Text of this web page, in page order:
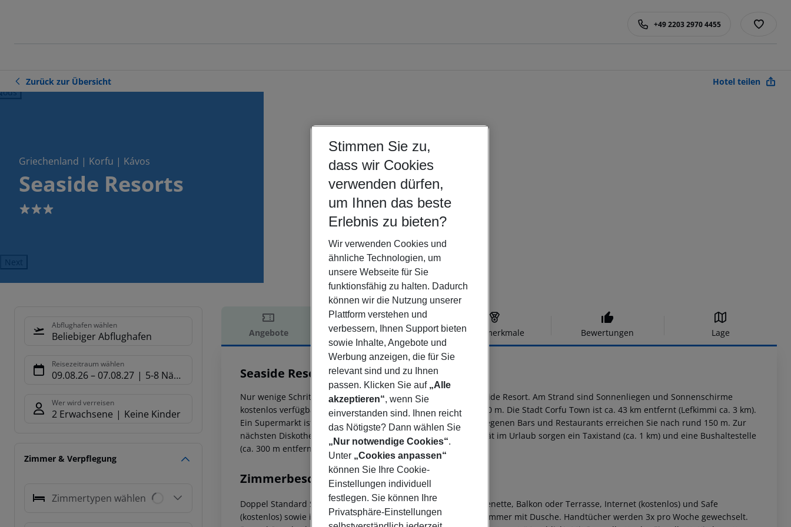
+49 2203 2970 4455
Zurück zur Übersicht Hotel teilen
Griechenland | Korfu | Kávos
Seaside Resorts
3
Next
Abflughafen wählen
Beliebiger Abflughafen
Reisezeitraum wählen
09.08.26– 07.08.27 5-8 Nächte
Wer wird verreisen
2 Erwachsene Keine Kinder
Zimmer & Verpflegung
Zimmertypen wählen
Angebote Hotelbeschreibung Hotelmerkmale Bewertungen Lage
Hotelbeschreibung
Seaside Resorts
3
Nur wenige Schritte vom Sand-/Kiesstrand liegt das Hotel Seaside Resort. Am Strand sind Sonnenliegen und Sonnenschirme
kostenlos verfügbar. Zum touristischen Zentrum sind es ca. 700 m. Die Stadt Corfu Town ist ca. 43 km entfernt (Lefkimmi ca. 3 km).
Ein Supermarkt ist nach ca. 500 m zu erreichen. Die nächstgelegenen Bars und Restaurants erreichen Sie nach rund 150 m. Zur
nächsten Diskothek gelangt man nach rund 700 m. Für Mobilität im Urlaub sorgen ein Taxistand (ca. 1 km) und eine Bushaltestelle
(ca. 300 m entfernt). Der Flughafen (CFU) ist ca. 42 km entfernt.
Zimmerbeschreibung
Doppel Standard Studio: Mit Doppelbett oder Einzelbett, Kitchenette, Balkon oder Terrasse, Internet (kostenlos) und Safe
(kostenlos) sowie individuell regulierbarer Klimaanlage. Badezimmer mit Dusche. Handtücher werden 3x pro Woche gewechselt.
Stimmen Sie zu,
dass wir Cookies
verwenden dürfen,
um Ihnen das beste
Erlebnis zu bieten?
Wir verwenden Cookies und
ähnliche Technologien, um
unsere Webseite für Sie
funktionsfähig zu halten. Dadurch
können wir die Nutzung unserer
Plattform verstehen und
verbessern, Ihnen Support bieten
sowie Inhalte, Angebote und
Werbung anzeigen, die für Sie
relevant sind und zu Ihnen
passen. Klicken Sie auf „Alle
akzeptieren“, wenn Sie
einverstanden sind. Ihnen reicht
das Nötigste? Dann wählen Sie
„Nur notwendige Cookies“.
Unter „Cookies anpassen“
können Sie Ihre Cookie-
Einstellungen individuell
festlegen. Sie können Ihre
Privatsphäre-Einstellungen